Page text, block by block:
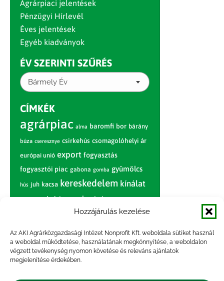
Hozzájárulás kezelése
Az AKI Agrárközgazdasági Intézet Nonprofit Kft. weboldala sütiket használ
a weboldal működtetése, használatának megkönnyítése, a weboldalon
végzett tevékenység nyomon követése és releváns ajánlatok
megjelenítése érdekében.
Agrárpiaci jelentések
Pénzügyi Hírlevél
Éves jelentések
Egyéb kiadványok
ÉV SZERINTI SZŰRÉS
Bármely Év
CÍMKÉK
agrárpiac alma baromfi bor bárány
búza cseresznye csirkehús csomagolóhelyi ár
európai unió export fogyasztás
fogyasztói piac gabona gomba gyümölcs
hús juh kacsa kereskedelem kínálat
körte marhahús nagybani piac narancs
nemzetközi árinformációk
paradicsom piac piaci jelentés
pulyka pulykahús sertés sertéshús
szarvasmarha termelés
termelői